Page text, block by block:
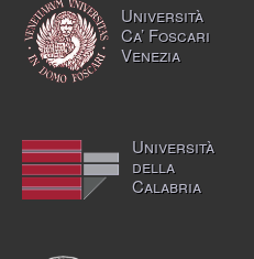
Università
Ca’ Foscari
Venezia
Università
della
Calabria